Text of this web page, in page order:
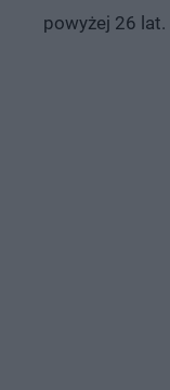
powyżej 26 lat.